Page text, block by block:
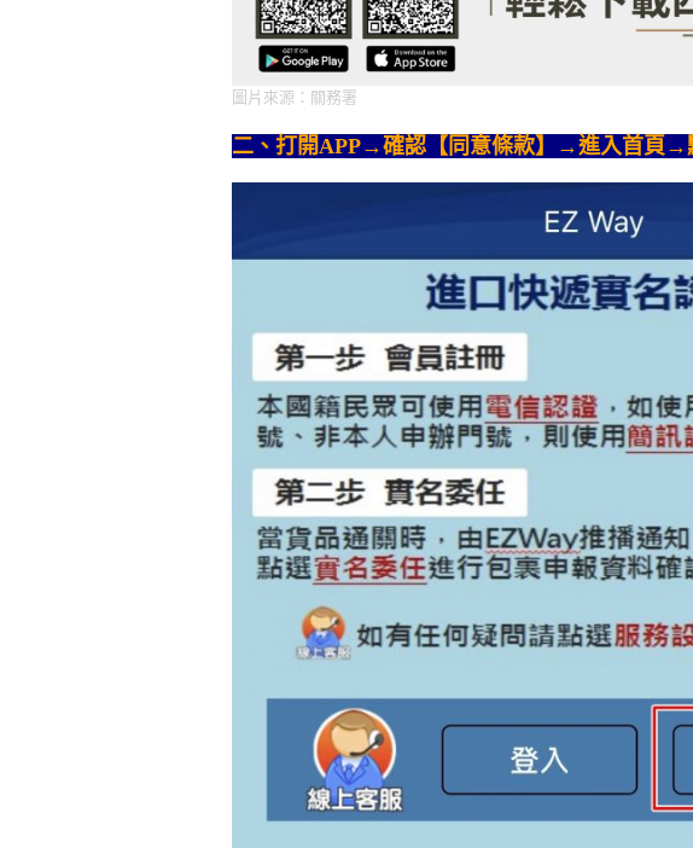
圖片來源：關務署
二、打開APP→確認【同意條款】→進入首頁→